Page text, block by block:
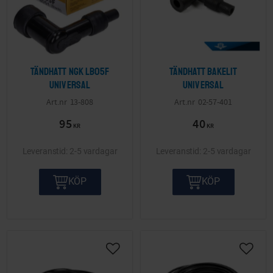
Tändhatt NGK LB05F
Universal
13-808
95 KR
2-5 vardagar
KÖP
Tändhatt Bakelit
Universal
02-57-401
40 KR
2-5 vardagar
KÖP